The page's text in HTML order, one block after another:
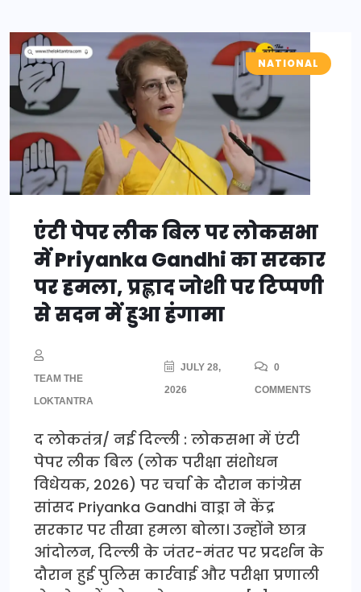
NATIONAL
एंटी पेपर लीक बिल पर लोकसभा
में Priyanka Gandhi का सरकार
पर हमला, प्रह्लाद जोशी पर टिप्पणी
से सदन में हुआ हंगामा
TEAM THE
LOKTANTRA
JULY 28,
2026
0
COMMENTS
द लोकतंत्र/ नई दिल्ली : लोकसभा में एंटी
पेपर लीक बिल (लोक परीक्षा संशोधन
विधेयक, 2026) पर चर्चा के दौरान कांग्रेस
सांसद Priyanka Gandhi वाड्रा ने केंद्र
सरकार पर तीखा हमला बोला। उन्होंने छात्र
आंदोलन, दिल्ली के जंतर-मंतर पर प्रदर्शन के
दौरान हुई पुलिस कार्रवाई और परीक्षा प्रणाली